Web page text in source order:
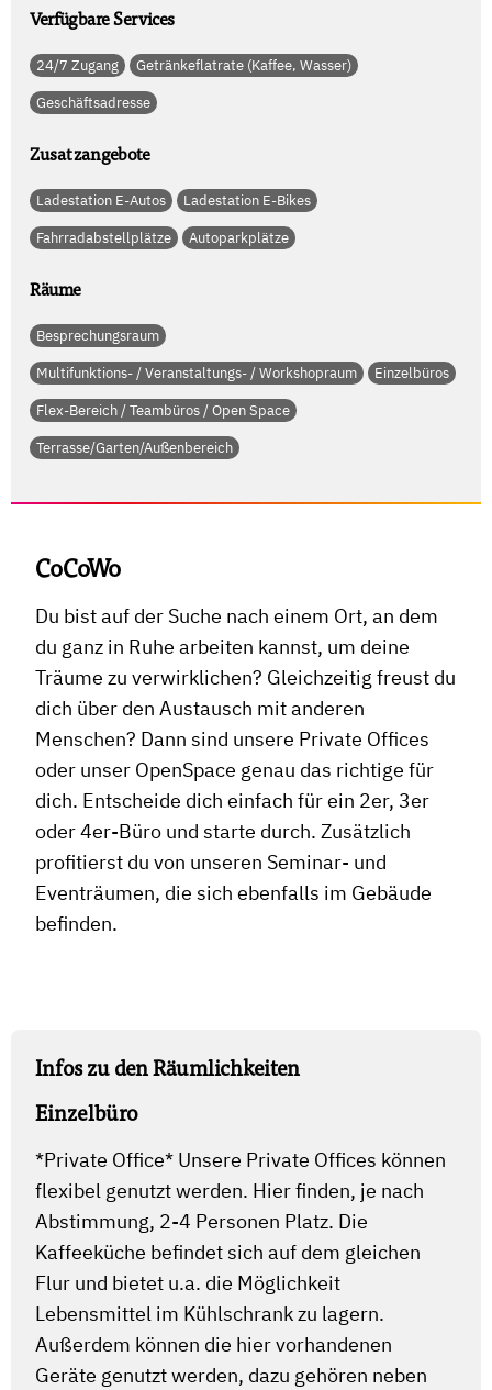
Verfügbare Services
24/7 Zugang
Getränkeflatrate (Kaffee, Wasser)
Geschäftsadresse
Zusatzangebote
Ladestation E-Autos
Ladestation E-Bikes
Fahrradabstellplätze
Autoparkplätze
Räume
Besprechungsraum
Multifunktions- / Veranstaltungs- / Workshopraum
Einzelbüros
Flex-Bereich / Teambüros / Open Space
Terrasse/Garten/Außenbereich
CoCoWo
Du bist auf der Suche nach einem Ort, an dem
du ganz in Ruhe arbeiten kannst, um deine
Träume zu verwirklichen? Gleichzeitig freust du
dich über den Austausch mit anderen
Menschen? Dann sind unsere Private Offices
oder unser OpenSpace genau das richtige für
dich. Entscheide dich einfach für ein 2er, 3er
oder 4er-Büro und starte durch. Zusätzlich
profitierst du von unseren Seminar- und
Eventräumen, die sich ebenfalls im Gebäude
befinden.
Infos zu den Räumlichkeiten
Einzelbüro
*Private Office* Unsere Private Offices können
flexibel genutzt werden. Hier finden, je nach
Abstimmung, 2-4 Personen Platz. Die
Kaffeeküche befindet sich auf dem gleichen
Flur und bietet u.a. die Möglichkeit
Lebensmittel im Kühlschrank zu lagern.
Außerdem können die hier vorhandenen
Geräte genutzt werden, dazu gehören neben